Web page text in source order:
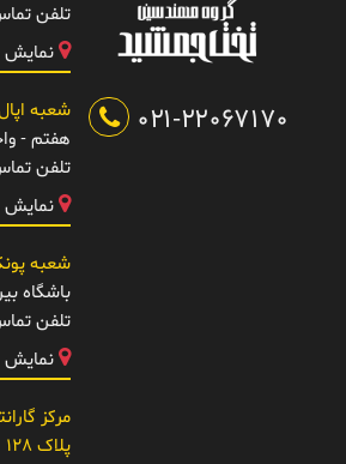
021-22067170
تلفن
نمایش
شعبه
هفتم - واحد
تلفن
نمایش
شعبه
باشگاه
تلفن
نمایش
مرکز
پلاک 128